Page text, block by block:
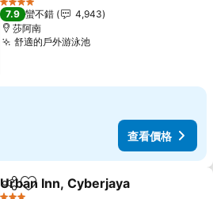
4 星級
7.9 蠻不錯
4,943
莎阿南
舒適的戶外游泳池
查看價格
分享 加入我的最愛
Urban Inn, Cyberjaya